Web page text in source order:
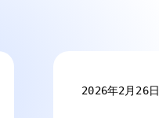
2026年2月26日